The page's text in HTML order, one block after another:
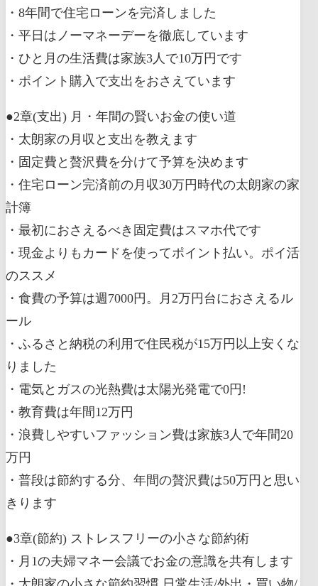
・8年間で住宅ローンを完済しました
・平日はノーマネーデーを徹底しています
・ひと月の生活費は家族3人で10万円です
・ポイント購入で支出をおさえています
●2章(支出) 月・年間の賢いお金の使い道
・太朗家の月収と支出を教えます
・固定費と贅沢費を分けて予算を決めます
・住宅ローン完済前の月収30万円時代の太朗家の家
計簿
・最初におさえるべき固定費はスマホ代です
・現金よりもカードを使ってポイント払い。ポイ活
のススメ
・食費の予算は週7000円。月2万円台におさえるル
ール
・ふるさと納税の利用で住民税が15万円以上安くな
りました
・電気とガスの光熱費は太陽光発電で0円!
・教育費は年間12万円
・浪費しやすいファッション費は家族3人で年間20
万円
・普段は節約する分、年間の贅沢費は50万円と思い
きります
●3章(節約) ストレスフリーの小さな節約術
・月1の夫婦マネー会議でお金の意識を共有します